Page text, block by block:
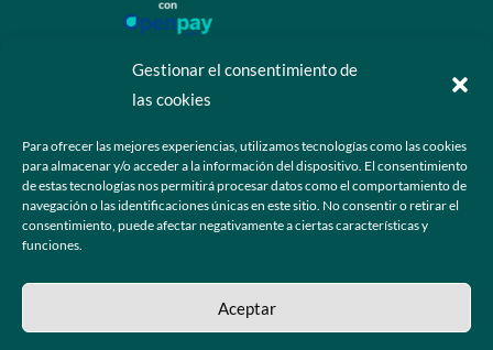
Gestionar el consentimiento de
las cookies
Para ofrecer las mejores experiencias, utilizamos tecnologías como las cookies
para almacenar y/o acceder a la información del dispositivo. El consentimiento
de estas tecnologías nos permitirá procesar datos como el comportamiento de
navegación o las identificaciones únicas en este sitio. No consentir o retirar el
consentimiento, puede afectar negativamente a ciertas características y
funciones.
Aceptar
 +52 55 6173 7725 (Ventas)
 hola@grupo-omk.com
© 2025 Grupo OMK – Todos los derechos reservados